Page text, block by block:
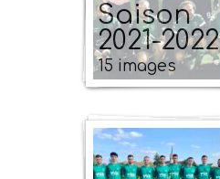
Saison
2021-2022
15 images